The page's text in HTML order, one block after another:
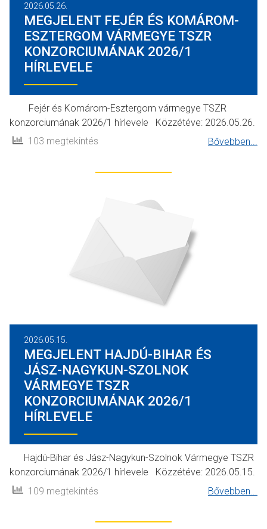
2026.05.26.
MEGJELENT FEJÉR ÉS KOMÁROM-
ESZTERGOM VÁRMEGYE TSZR
KONZORCIUMÁNAK 2026/1
HÍRLEVELE
Fejér és Komárom-Esztergom vármegye TSZR
konzorciumának 2026/1 hírlevele Közzétéve: 2026.05.26.
103 megtekintés
Bővebben...
2026.05.15.
MEGJELENT HAJDÚ-BIHAR ÉS
JÁSZ-NAGYKUN-SZOLNOK
VÁRMEGYE TSZR
KONZORCIUMÁNAK 2026/1
HÍRLEVELE
Hajdú-Bihar és Jász-Nagykun-Szolnok Vármegye TSZR
konzorciumának 2026/1 hírlevele Közzétéve: 2026.05.15.
109 megtekintés
Bővebben...